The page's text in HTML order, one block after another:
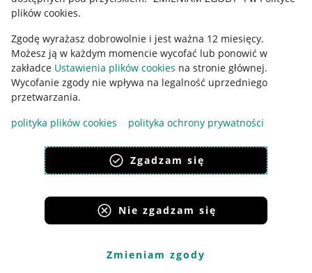
plików cookies.
Zgodę wyrażasz dobrowolnie i jest ważna 12 miesięcy.
Możesz ją w każdym momencie wycofać lub ponowić w
zakładce Ustawienia plików cookies na stronie głównej.
Wycofanie zgody nie wpływa na legalność uprzedniego
przetwarzania.
polityka plików cookies
polityka ochrony prywatności
Zgadzam się
Nie zgadzam się
Zmieniam zgody
Informacje dla Aktu o Usługach Cyfrowych
Pobierz aplikację
Korzystanie z serwisu oznacza akceptacjęregulaminu